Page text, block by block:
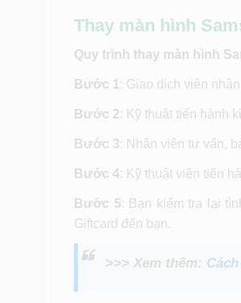
Thay màn hình
Quy trình thay màn hình
Bước 1 : Giao dịch viên
Bước 2: Kỹ thuật tiến hành
Bước 3: Nhân viên tư vấn,
Bước 4: Kỹ thuật viên tiến
Bước 5: Bạn kiểm tra lại
Giftcard đến bạn.
>>> Xem thêm: